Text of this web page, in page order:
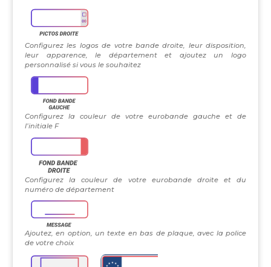
Configurez les logos de votre bande droite, leur disposition,
leur apparence, le département et ajoutez un logo
personnalisé si vous le souhaitez
Configurez la couleur de votre eurobande gauche et de
l’initiale F
Configurez la couleur de votre eurobande droite et du
numéro de département
Ajoutez, en option, un texte en bas de plaque, avec la police
de votre choix